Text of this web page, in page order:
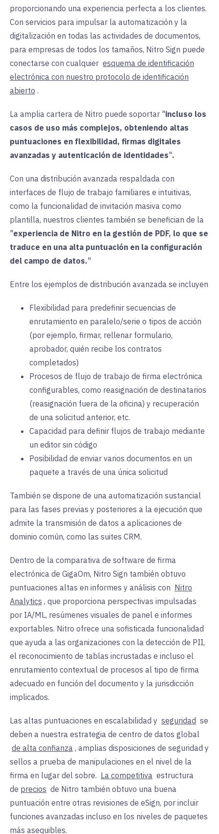
proporcionando una experiencia perfecta a los clientes.
Con servicios para impulsar la automatización y la
digitalización en todas las actividades de documentos,
para empresas de todos los tamaños, Nitro Sign puede
conectarse con cualquier esquema de identificación
electrónica con nuestro protocolo de identificación
abierto .
La amplia cartera de Nitro puede soportar "incluso los
casos de uso más complejos, obteniendo altas
puntuaciones en flexibilidad, firmas digitales
avanzadas y autenticación de identidades".
Con una distribución avanzada respaldada con
interfaces de flujo de trabajo familiares e intuitivas,
como la funcionalidad de invitación masiva como
plantilla, nuestros clientes también se benefician de la
"experiencia de Nitro en la gestión de PDF, lo que se
traduce en una alta puntuación en la configuración
del campo de datos."
Entre los ejemplos de distribución avanzada se incluyen
Flexibilidad para predefinir secuencias de
enrutamiento en paralelo/serie o tipos de acción
(por ejemplo, firmar, rellenar formulario,
aprobador, quién recibe los contratos
completados)
Procesos de flujo de trabajo de firma electrónica
configurables, como reasignación de destinatarios
(reasignación fuera de la oficina) y recuperación
de una solicitud anterior, etc.
Capacidad para definir flujos de trabajo mediante
un editor sin código
Posibilidad de enviar varios documentos en un
paquete a través de una única solicitud
También se dispone de una automatización sustancial
para las fases previas y posteriores a la ejecución que
admite la transmisión de datos a aplicaciones de
dominio común, como las suites CRM.
Dentro de la comparativa de software de firma
electrónica de GigaOm, Nitro Sign también obtuvo
puntuaciones altas en informes y análisis con Nitro
Analytics , que proporciona perspectivas impulsadas
por IA/ML, resúmenes visuales de panel e informes
exportables. Nitro ofrece una sofisticada funcionalidad
que ayuda a las organizaciones con la detección de PII,
el reconocimiento de tablas incrustadas e incluso el
enrutamiento contextual de procesos al tipo de firma
adecuado en función del documento y la jurisdicción
implicados.
Las altas puntuaciones en escalabilidad y seguridad se
deben a nuestra estrategia de centro de datos global
de alta confianza , amplias disposiciones de seguridad y
sellos a prueba de manipulaciones en el nivel de la
firma en lugar del sobre. La competitiva estructura
de precios de Nitro también obtuvo una buena
puntuación entre otras revisiones de eSign, por incluir
funciones avanzadas incluso en los niveles de paquetes
más asequibles.